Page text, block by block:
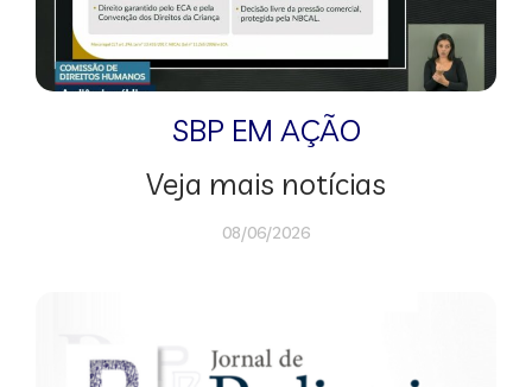
SBP EM AÇÃO
Veja mais notícias
08/06/2026